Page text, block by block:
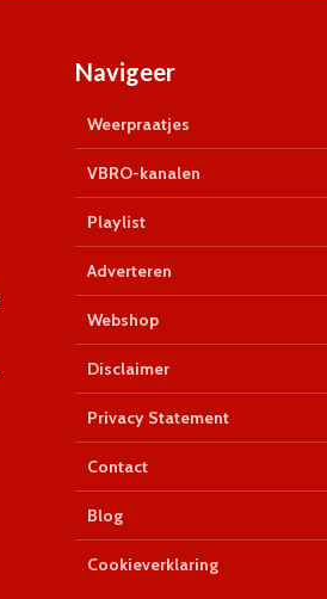
Navigeer
Weerpraatjes
VBRO-kanalen
Playlist
Adverteren
Webshop
Disclaimer
Privacy Statement
Contact
Blog
Cookieverklaring